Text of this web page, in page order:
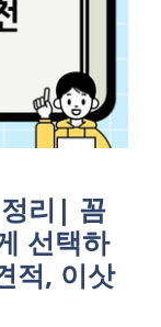
리| 꼼
선택하
적, 이삿